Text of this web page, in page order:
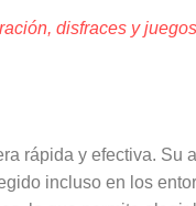
disfraces y juegos
rápida y efectiva. Su
incluso en los